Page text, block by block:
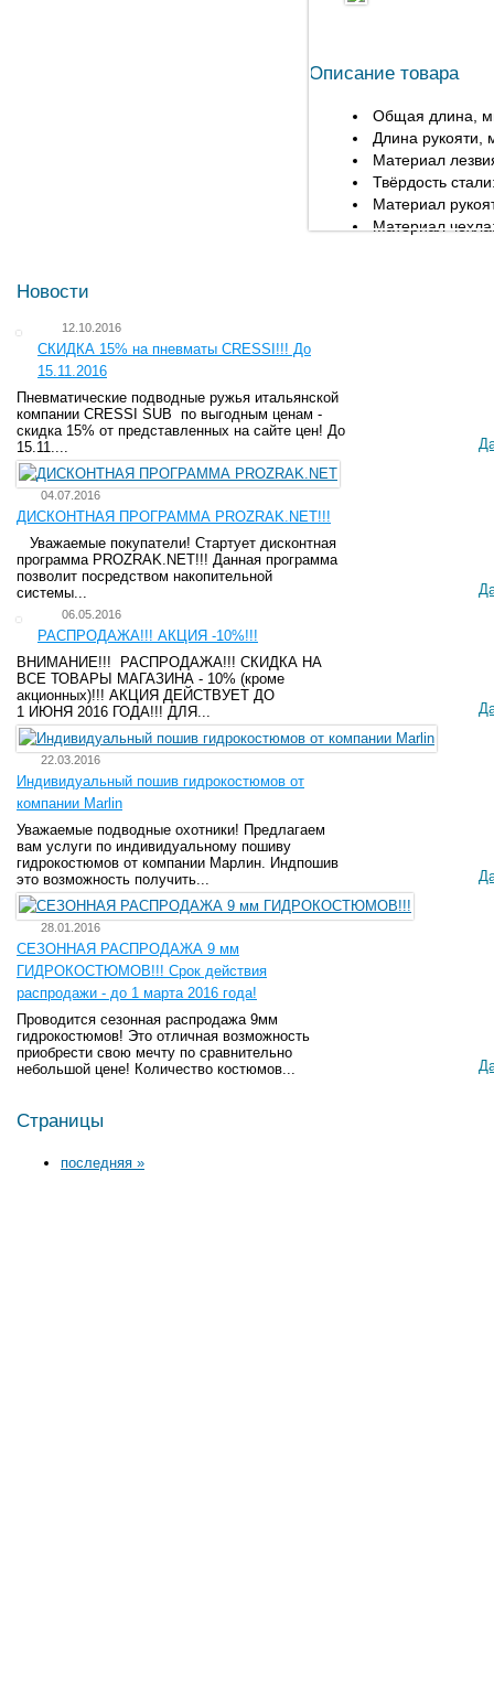
Описание товара
Общая длина,
Длина рукояти,
Материал
Твёрдость
Материал
Материал
Новости
12.10.2016
СКИДКА 15% на пневматы CRESSI!!! До
15.11.2016
Пневматические подводные ружья итальянской
компании CRESSI SUB по выгодным ценам -
скидка 15% от представленных на сайте цен! До
15.11....
04.07.2016
ДИСКОНТНАЯ ПРОГРАММА PROZRAK.NET!!!
Уважаемые покупатели! Стартует дисконтная
программа PROZRAK.NET!!! Данная программа
позволит посредством накопительной
системы...
06.05.2016
РАСПРОДАЖА!!! АКЦИЯ -10%!!!
ВНИМАНИЕ!!! РАСПРОДАЖА!!! СКИДКА НА
ВСЕ ТОВАРЫ МАГАЗИНА - 10% (кроме
акционных)!!! АКЦИЯ ДЕЙСТВУЕТ ДО
1 ИЮНЯ 2016 ГОДА!!! ДЛЯ...
22.03.2016
Индивидуальный пошив гидрокостюмов от
компании Marlin
Уважаемые подводные охотники! Предлагаем
вам услуги по индивидуальному пошиву
гидрокостюмов от компании Марлин. Индпошив
это возможность получить...
28.01.2016
СЕЗОННАЯ РАСПРОДАЖА 9 мм
ГИДРОКОСТЮМОВ!!! Срок действия
распродажи - до 1 марта 2016 года!
Проводится сезонная распродажа 9мм
гидрокостюмов! Это отличная возможность
приобрести свою мечту по сравнительно
небольшой цене! Количество костюмов...
Страницы
последняя »